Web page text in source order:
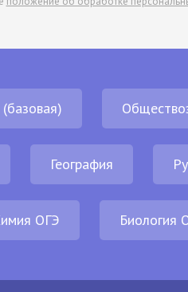
География
ОГЭ Биология